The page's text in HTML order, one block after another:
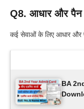
Q8. आधार और पैन
कई सेवाओं के लिए आधार और
BA